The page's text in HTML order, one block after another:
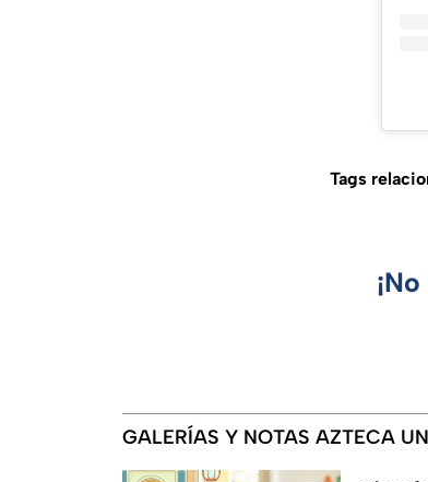
Tags
GALERÍAS Y NOTAS AZTECA